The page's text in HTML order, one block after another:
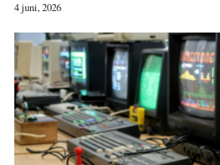
4 juni, 2026